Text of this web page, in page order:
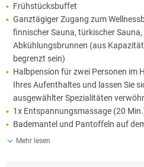
Frühstücksbuffet
Ganztägiger Zugang zum
finnischer Sauna, türkischer Sauna,
Abkühlungsbrunnen (aus
begrenzt sein)
Halbpension für zwei Personen im
Ihres Aufenthaltes und lassen Sie
ausgewählter Spezialitäten
1x Entspannungsmassage (20
Bademantel und Pantoffeln auf
Mehr lesen